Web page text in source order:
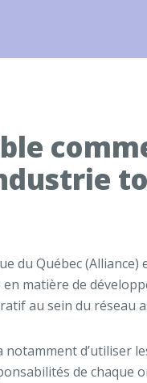
du Québec
matière de
au sein du réseau
d’utiliser
de